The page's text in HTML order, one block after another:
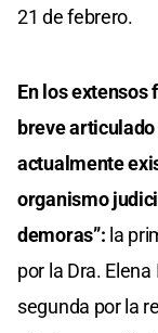
21 de febrero.
En los extensos
breve
actualmente
organismo
demoras”: la
por la Dra.
segunda por la